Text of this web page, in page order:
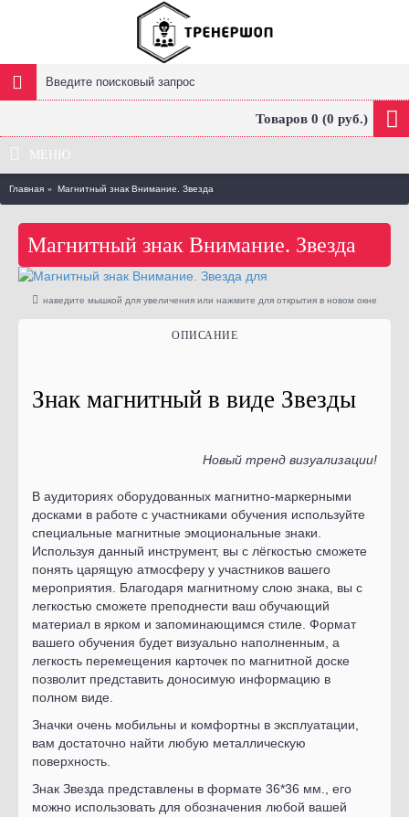
Товаров 0 (0 руб.)
МЕНЮ
Главная Магнитный знак Внимание. Звезда
Магнитный знак Внимание. Звезда
наведите мышкой для увеличения или нажмите для открытия в новом окне
ОПИСАНИЕ
Знак магнитный в виде Звезды
Новый тренд визуализации!
В аудиториях оборудованных магнитно-маркерными
досками в работе с участниками обучения используйте
специальные магнитные эмоциональные знаки.
Используя данный инструмент, вы с лёгкостью сможете
понять царящую атмосферу у участников вашего
мероприятия. Благодаря магнитному слою знака, вы с
легкостью сможете преподнести ваш обучающий
материал в ярком и запоминающимся стиле. Формат
вашего обучения будет визуально наполненным, а
легкость перемещения карточек по магнитной доске
позволит представить доносимую информацию в
полном виде.
Значки очень мобильны и комфортны в эксплуатации,
вам достаточно найти любую металлическую
поверхность.
Знак Звезда представлены в формате 36*36 мм., его
можно использовать для обозначения любой вашей